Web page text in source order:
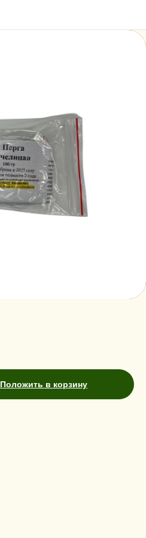
Положить в корзину